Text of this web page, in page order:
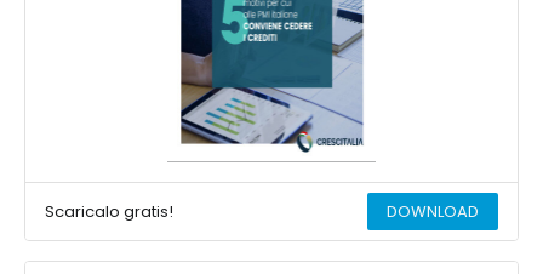
Scaricalo gratis! DOWNLOAD